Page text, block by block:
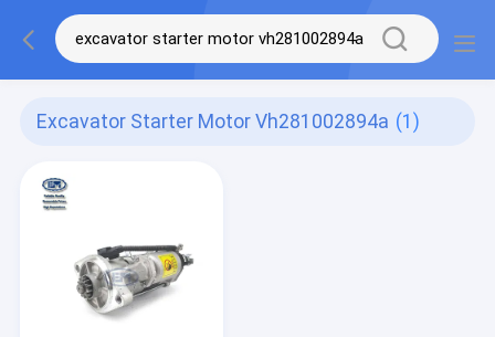
Excavator Starter Motor Vh281002894a (1)